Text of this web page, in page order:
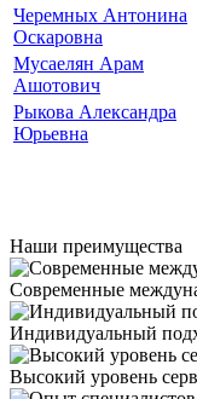
Черемных Антонина
Оскаровна
Мусаелян Арам
Ашотович
Рыкова Александра
Юрьевна
Наши преимущества
Современные
Индивидуальный
Высокий уровень